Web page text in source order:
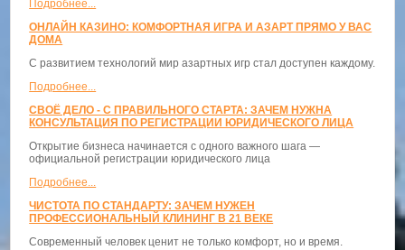
Подробнее...
ОНЛАЙН КАЗИНО: КОМФОРТНАЯ ИГРА И АЗАРТ ПРЯМО У ВАС
ДОМА
С развитием технологий мир азартных игр стал доступен каждому.
Подробнее...
СВОЁ ДЕЛО - С ПРАВИЛЬНОГО СТАРТА: ЗАЧЕМ НУЖНА
КОНСУЛЬТАЦИЯ ПО РЕГИСТРАЦИИ ЮРИДИЧЕСКОГО ЛИЦА
Открытие бизнеса начинается с одного важного шага —
официальной регистрации юридического лица
Подробнее...
ЧИСТОТА ПО СТАНДАРТУ: ЗАЧЕМ НУЖЕН
ПРОФЕССИОНАЛЬНЫЙ КЛИНИНГ В 21 ВЕКЕ
Современный человек ценит не только комфорт, но и время.